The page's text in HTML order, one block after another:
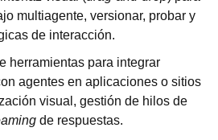
multiagente, versionar, probar y
de interacción.
herramientas para integrar
agentes en aplicaciones o sitios
visual, gestión de hilos de
de respuestas.